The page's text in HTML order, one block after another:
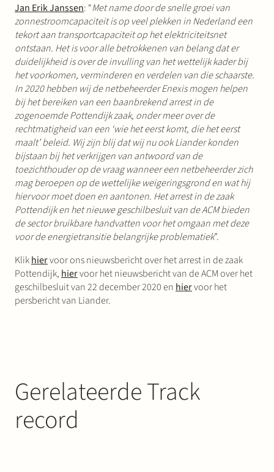
Jan Erik Janssen: “Met name door de snelle groei van
zonnestroomcapaciteit is op veel plekken in Nederland een
tekort aan transportcapaciteit op het elektriciteitsnet
ontstaan. Het is voor alle betrokkenen van belang dat er
duidelijkheid is over de invulling van het wettelijk kader bij
het voorkomen, verminderen en verdelen van die schaarste.
In 2020 hebben wij de netbeheerder Enexis mogen helpen
bij het bereiken van een baanbrekend arrest in de
zogenoemde Pottendijk zaak, onder meer over de
rechtmatigheid van een ‘wie het eerst komt, die het eerst
maalt’ beleid. Wij zijn blij dat wij nu ook Liander konden
bijstaan bij het verkrijgen van antwoord van de
toezichthouder op de vraag wanneer een netbeheerder zich
mag beroepen op de wettelijke weigeringsgrond en wat hij
hiervoor moet doen en aantonen. Het arrest in de zaak
Pottendijk en het nieuwe geschilbesluit van de ACM bieden
de sector bruikbare handvatten voor het omgaan met deze
voor de energietransitie belangrijke problematiek”.
Klikhiervoor ons nieuwsbericht over het arrest in de zaak
Pottendijk, hiervoor het nieuwsbericht van de ACM over het
geschilbesluit van 22 december 2020 en hiervoor het
persbericht van Liander.
Gerelateerde Track
record